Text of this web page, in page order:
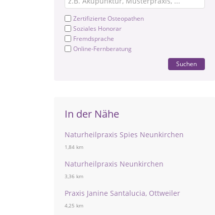
Zertifizierte Osteopathen
Soziales Honorar
Fremdsprache
Online-Fernberatung
Suchen
In der Nähe
Naturheilpraxis Spies Neunkirchen
1,84 km
Naturheilpraxis Neunkirchen
3,36 km
Praxis Janine Santalucia, Ottweiler
4,25 km